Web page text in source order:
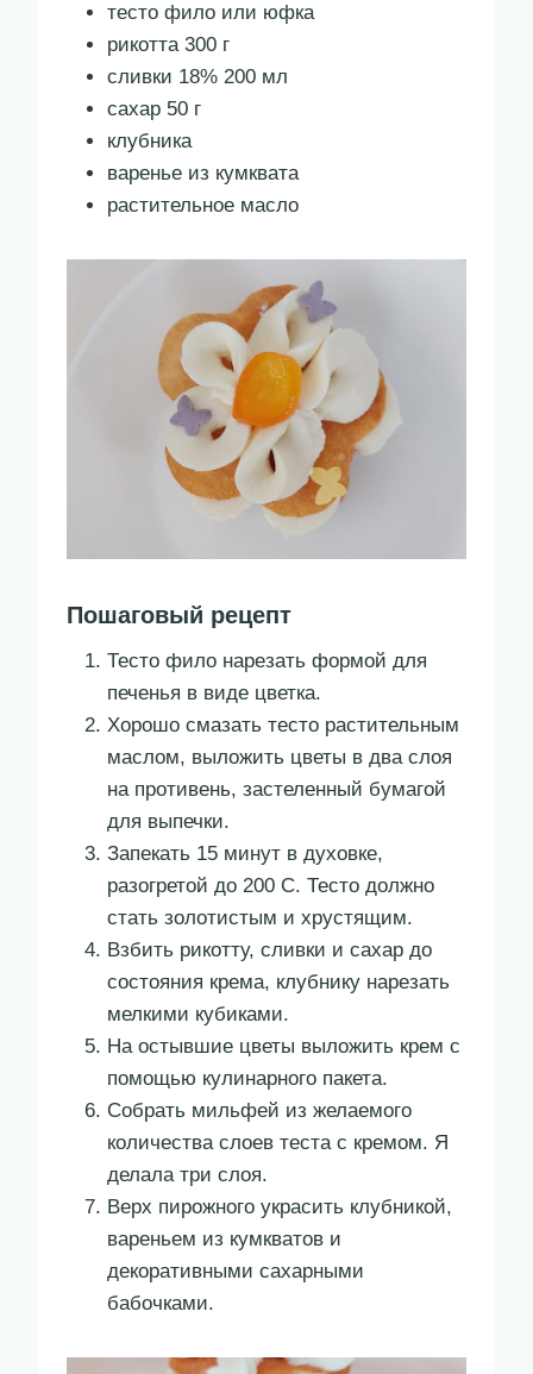
тесто фило или юфка
рикотта 300 г
сливки 18% 200 мл
сахар 50 г
клубника
варенье из кумквата
растительное масло
Пошаговый рецепт
Тесто фило нарезать формой для
печенья в виде цветка.
Хорошо смазать тесто растительным
маслом, выложить цветы в два слоя
на противень, застеленный бумагой
для выпечки.
Запекать 15 минут в духовке,
разогретой до 200 С. Тесто должно
стать золотистым и хрустящим.
Взбить рикотту, сливки и сахар до
состояния крема, клубнику нарезать
мелкими кубиками.
На остывшие цветы выложить крем с
помощью кулинарного пакета.
Собрать мильфей из желаемого
количества слоев теста с кремом. Я
делала три слоя.
Верх пирожного украсить клубникой,
вареньем из кумкватов и
декоративными сахарными
бабочками.